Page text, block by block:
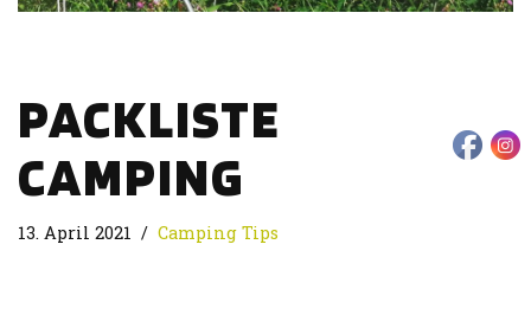
PACKLISTE
CAMPING
13. April 2021 Camping Tips